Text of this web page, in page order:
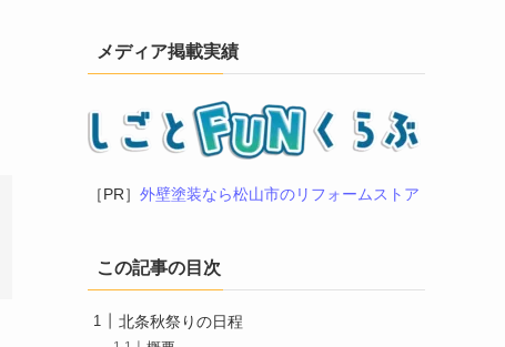
メディア掲載実績
［PR］ 外壁塗装なら松山市のリフォームストア
この記事の目次
北条秋祭りの日程